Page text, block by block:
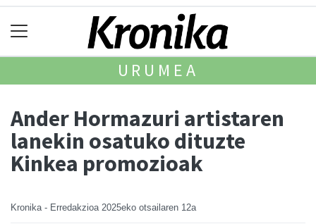
URUMEA
Ander Hormazuri artistaren
lanekin osatuko dituzte
Kinkea promozioak
Kronika - Erredakzioa 2025eko otsailaren 12a